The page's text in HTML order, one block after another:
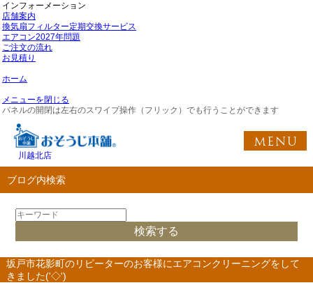
インフォーメーション
店舗案内
換気扇フィルター定期交換サービス
エアコン2027年問題
ご注文の流れ
お見積り
ホーム
メニューを閉じる
パネルの開閉は左右のスワイプ操作（フリック）でも行うことができます
川越北店
ブログ内検索
坂戸市花影町のリピーターのお客様にエアコンクリーニングをして
きました('◇')ゞ